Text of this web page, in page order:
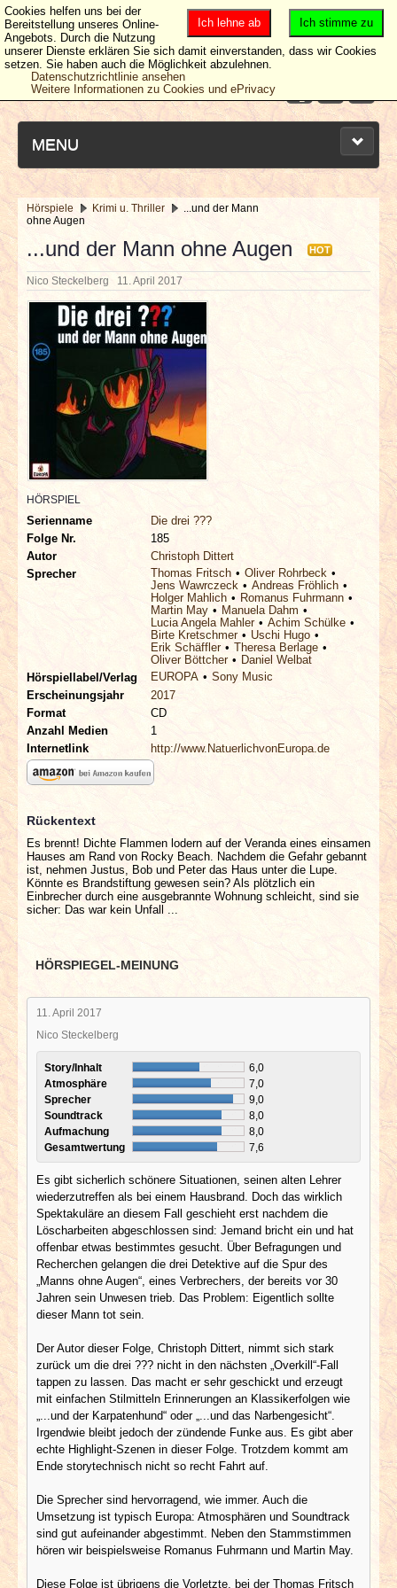
MENU
NEUESTE ARTIKEL
NEWS & DATES
BERICHTE
VERLOSUNGEN
INTERVIEWS
SPECIALS
REDAKTION
LINKS
Hörspiele Krimi u. Thriller
...und der Mann
ohne Augen
...und der Mann ohne Augen HOT
Nico Steckelberg 11. April 2017
HÖRSPIEL
Serienname
Die drei ???
Folge Nr.
185
Autor
Christoph Dittert
Sprecher
Thomas Fritsch
Oliver Rohrbeck
Jens Wawrczeck
Andreas Fröhlich
Holger Mahlich
Romanus Fuhrmann
Martin May
Manuela Dahm
Lucia Angela Mahler
Achim Schülke
Birte Kretschmer
Uschi Hugo
Erik Schäffler
Theresa Berlage
Oliver Böttcher
Daniel Welbat
Hörspiellabel/Verlag
EUROPA
Sony Music
Erscheinungsjahr
2017
Format
CD
Anzahl Medien
1
Internetlink
http://www.NatuerlichvonEuropa.de
Rückentext
Es brennt! Dichte Flammen lodern auf der Veranda eines einsamen
Hauses am Rand von Rocky Beach. Nachdem die Gefahr gebannt
ist, nehmen Justus, Bob und Peter das Haus unter die Lupe.
Könnte es Brandstiftung gewesen sein? Als plötzlich ein
Einbrecher durch eine ausgebrannte Wohnung schleicht, sind sie
sicher: Das war kein Unfall ...
HÖRSPIEGEL-MEINUNG
11. April 2017
Nico Steckelberg
Story/Inhalt
6,0
Atmosphäre
7,0
Sprecher
9,0
Soundtrack
8,0
Aufmachung
8,0
Gesamtwertung
7,6
Es gibt sicherlich schönere Situationen, seinen alten Lehrer
wiederzutreffen als bei einem Hausbrand. Doch das wirklich
Spektakuläre an diesem Fall geschieht erst nachdem die
Löscharbeiten abgeschlossen sind: Jemand bricht ein und hat
offenbar etwas bestimmtes gesucht. Über Befragungen und
Recherchen gelangen die drei Detektive auf die Spur des
„Manns ohne Augen“, eines Verbrechers, der bereits vor 30
Jahren sein Unwesen trieb. Das Problem: Eigentlich sollte
dieser Mann tot sein.
Der Autor dieser Folge, Christoph Dittert, nimmt sich stark
zurück um die drei ??? nicht in den nächsten „Overkill“-Fall
tappen zu lassen. Das macht er sehr geschickt und erzeugt
mit einfachen Stilmitteln Erinnerungen an Klassikerfolgen wie
„...und der Karpatenhund“ oder „...und das Narbengesicht“.
Irgendwie bleibt jedoch der zündende Funke aus. Es gibt aber
echte Highlight-Szenen in dieser Folge. Trotzdem kommt am
Ende storytechnisch nicht so recht Fahrt auf.
Die Sprecher sind hervorragend, wie immer. Auch die
Umsetzung ist typisch Europa: Atmosphären und Soundtrack
sind gut aufeinander abgestimmt. Neben den Stammstimmen
hören wir beispielsweise Romanus Fuhrmann und Martin May.
Diese Folge ist übrigens die Vorletzte, bei der Thomas Fritsch
Ich stimme zu
Ich lehne ab
Cookies helfen uns bei der
Bereitstellung unseres Online-
Angebots. Durch die Nutzung
unserer Dienste erklären Sie sich damit einverstanden, dass wir Cookies
setzen. Sie haben auch die Möglichkeit abzulehnen.
Datenschutzrichtlinie ansehen
Weitere Informationen zu Cookies und ePrivacy